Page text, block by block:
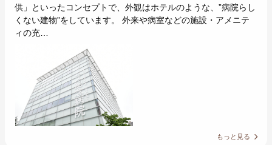
供」といったコンセプトで、外観はホテルのような、”病院らし
くない建物”をしています。 外来や病室などの施設・アメニテ
ィの充…
もっと見る